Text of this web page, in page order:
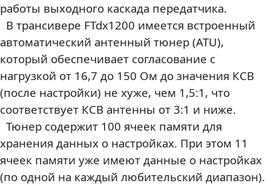
работы выходного каскада передатчика.
В трансивере FTdx1200 имеется встроенный
автоматический антенный тюнер (ATU),
который обеспечивает согласование с
нагрузкой от 16,7 до 150 Ом до значения КСВ
(после настройки) не хуже, чем 1,5:1, что
соответствует КСВ антенны от 3:1 и ниже.
Тюнер содержит 100 ячеек памяти для
хранения данных о настройках. При этом 11
ячеек памяти уже имеют данные о настройках
(по одной на каждый любительский диапазон).